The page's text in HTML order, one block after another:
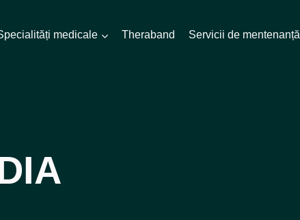
medicale Theraband Servicii de mentenanță